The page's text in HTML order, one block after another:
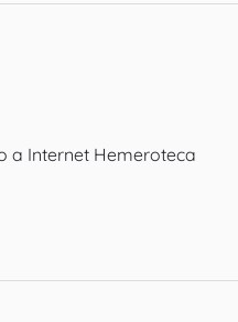
a Internet Hemeroteca